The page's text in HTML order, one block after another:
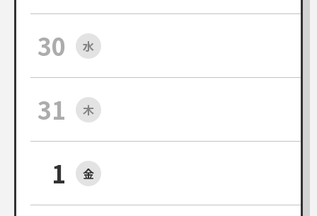
30 水
31 木
1 金